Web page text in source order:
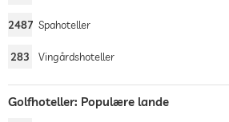
2487 Spahoteller
283 Vingårdshoteller
Golfhoteller: Populære lande